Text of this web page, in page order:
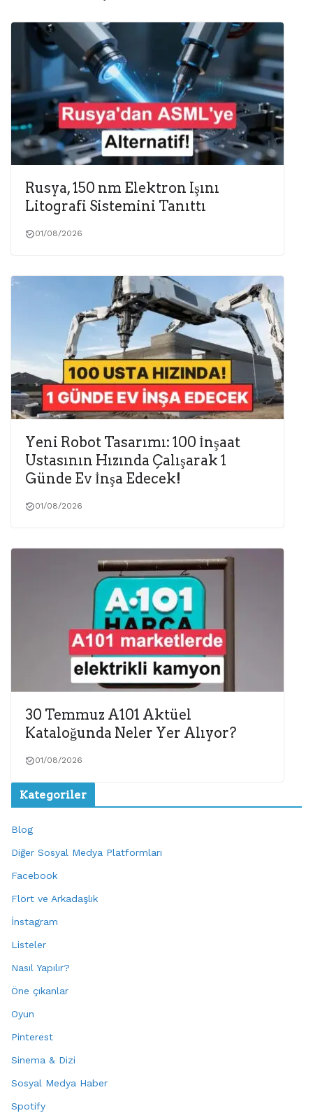
Rusya, 150 nm Elektron Işını
Litografi Sistemini Tanıttı
01/08/2026
Yeni Robot Tasarımı: 100 İnşaat
Ustasının Hızında Çalışarak 1
Günde Ev İnşa Edecek!
01/08/2026
30 Temmuz A101 Aktüel
Kataloğunda Neler Yer Alıyor?
01/08/2026
Kategoriler
Blog
Diğer Sosyal Medya Platformları
Facebook
Flört ve Arkadaşlık
İnstagram
Listeler
Nasıl Yapılır?
Öne çıkanlar
Oyun
Pinterest
Sinema & Dizi
Sosyal Medya Haber
Spotify